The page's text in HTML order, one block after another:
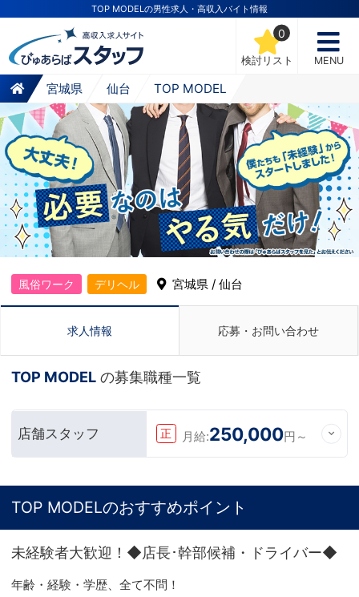
TOP MODELの男性求人・高収入バイト情報
検討リスト
0
MENU
宮城県 仙台 TOP MODEL
風俗ワーク デリヘル 宮城県 / 仙台
求人情報 応募・お問い合わせ
TOP MODEL の募集職種一覧
店舗スタッフ 正 月給:250,000円～
TOP MODELのおすすめポイント
未経験者大歓迎！◆店長･幹部候補・ドライバー◆
年齢・経験・学歴、全て不問！